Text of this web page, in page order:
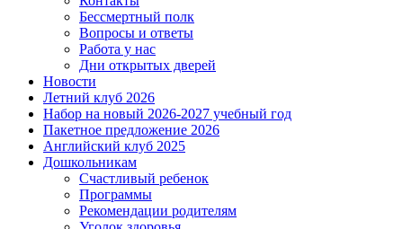
Бессмертный полк
Вопросы и ответы
Работа у нас
Дни открытых дверей
Новости
Летний клуб 2026
Набор на новый 2026-2027 учебный год
Пакетное предложение 2026
Английский клуб 2025
Дошкольникам
Счастливый ребенок
Программы
Рекомендации родителям